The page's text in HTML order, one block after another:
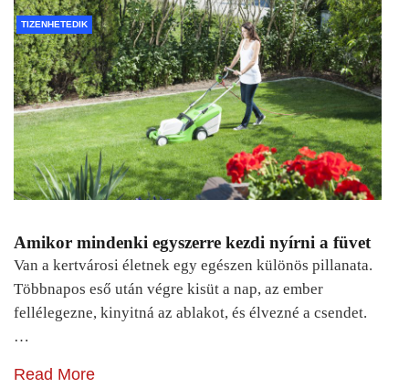
TIZENHETEDIK
Amikor mindenki egyszerre kezdi nyírni a füvet
Van a kertvárosi életnek egy egészen különös pillanata.
Többnapos eső után végre kisüt a nap, az ember
fellélegezne, kinyitná az ablakot, és élvezné a csendet.
…
Read More